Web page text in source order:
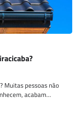
Muitas pessoas não
acabam…